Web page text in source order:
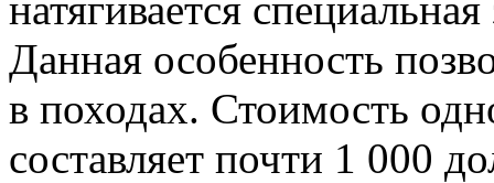
Данная особенность
в походах. Стоимость
составляет почти 1 000